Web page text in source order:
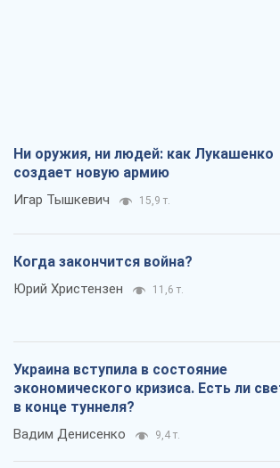
Ни оружия, ни людей: как Лукашенко
создает новую армию
Игар Тышкевич 15,9 т.
Когда закончится война?
Юрий Христензен 11,6 т.
Украина вступила в состояние
экономического кризиса. Есть ли
в конце туннеля?
Вадим Денисенко 9,4 т.